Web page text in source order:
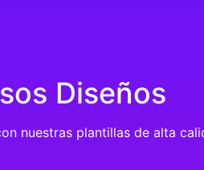
Diseños
nuestras plantillas de alta